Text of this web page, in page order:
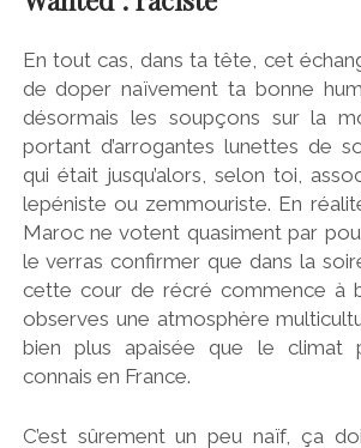
En tout cas, dans ta tête, cet
de doper naïvement ta bonne
désormais les soupçons sur la
portant d’arrogantes lunettes de
qui était jusqu’alors, selon toi,
lepéniste ou zemmouriste. En
Maroc ne votent quasiment par
le verras confirmer que dans la
cette cour de récré commence à
observes une atmosphère
bien plus apaisée que le climat
connais en France.
C’est sûrement un peu naïf, ça